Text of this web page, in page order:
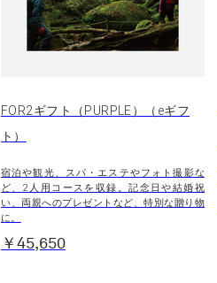
FOR2ギフト（PURPLE）（eギフ
ト）
宿泊や観光、スパ・エステやフォト撮影な
ど、2人用コースを収録。記念日や結婚祝
い、両親へのプレゼントなど、特別な贈り物
に。
￥45,650